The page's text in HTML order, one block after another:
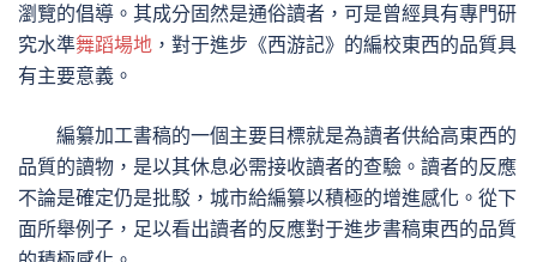
瀏覽的倡導。其成分固然是通俗讀者，可是曾經具有專門研
究水準舞蹈場地 ，對于進步《西游記》的編校東西的品質具
有主要意義。
編纂加工書稿的一個主要目標就是為讀者供給高東西的
品質的讀物，是以其休息必需接收讀者的查驗。讀者的反應
不論是確定仍是批駁，城市給編纂以積極的增進感化。從下
面所舉例子，足以看出讀者的反應對于進步書稿東西的品質